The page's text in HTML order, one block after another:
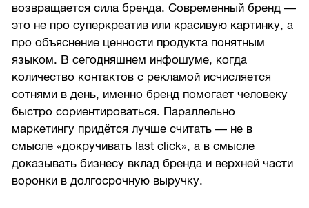
возвращается сила бренда. Современный бренд —
это не про суперкреатив или красивую картинку, а
про объяснение ценности продукта понятным
языком. В сегодняшнем инфошуме, когда
количество контактов с рекламой исчисляется
сотнями в день, именно бренд помогает человеку
быстро сориентироваться. Параллельно
маркетингу придётся лучше считать — не в
смысле «докручивать last click», а в смысле
доказывать бизнесу вклад бренда и верхней части
воронки в долгосрочную выручку.